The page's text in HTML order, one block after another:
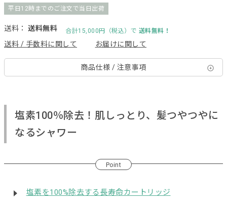
平日12時までのご注文で当日出荷
送料： 送料無料 合計15,000円（税込）で 送料無料！
送料 / 手数料に関して お届けに関して
商品仕様 / 注意事項
塩素100％除去！肌しっとり、髪つやつやに
なるシャワー
Point
塩素を100%除去する長寿命カートリッジ